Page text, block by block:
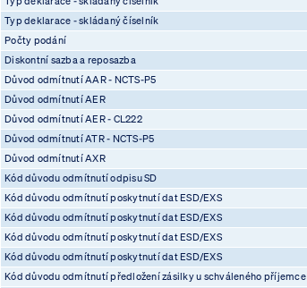
Typ deklarace - skládaný číselník
Počty podání
Diskontní sazba a reposazba
Důvod odmítnutí AAR - NCTS-P5
Důvod odmítnutí AER
Důvod odmítnutí AER - CL222
Důvod odmítnutí ATR - NCTS-P5
Důvod odmítnutí AXR
Kód důvodu odmítnutí odpisu SD
Kód důvodu odmítnutí poskytnutí dat ESD/EXS
Kód důvodu odmítnutí poskytnutí dat ESD/EXS
Kód důvodu odmítnutí poskytnutí dat ESD/EXS
Kód důvodu odmítnutí poskytnutí dat ESD/EXS
Kód důvodu odmítnutí předložení zásilky u schváleného příjemce